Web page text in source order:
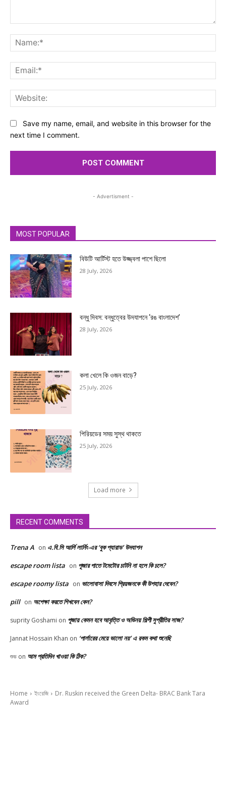
Save my name, email, and website in this browser for the
next time I comment.
- Advertisment -
MOST POPULAR
বিউটি আর্টিস্ট হতে উজ্জ্বলা পাশে ছিলো
28 July, 2026
বন্ধু দিবস: বন্ধুত্বের উদযাপনে ‘রঙ বাংলাদেশ’
28 July, 2026
কলা খেলে কি ওজন বাড়ে?
25 July, 2026
পিরিয়ডের সময় সুস্থ থাকতে
25 July, 2026
Load more
RECENT COMMENTS
Trena A on এ.বি.সি আর্লি লার্নিং-এর ‘বুক প্যারাড’ উদযাপন
escape room lista on পূজার পাতে টমেটোর চাটনি না হলে কি চলে?
escape roomy lista on ভালোবাসা দিবসে প্রিয়জনকে কী উপহার দেবেন?
pill on অপেক্ষা করতে শিখবেন কেন?
suprity Goshami on পূজায় কেমন হবে আবৃত্তি ও অভিনয় শিল্পী সুপ্রীতির সাজ?
Jannat Hossain Khan on ‘পার্লারের মেয়ে ভালো নয়’ এ রকম কথা শুনেছি
শুভ on আম প্রতিদিন খাওয়া কি ঠিক?